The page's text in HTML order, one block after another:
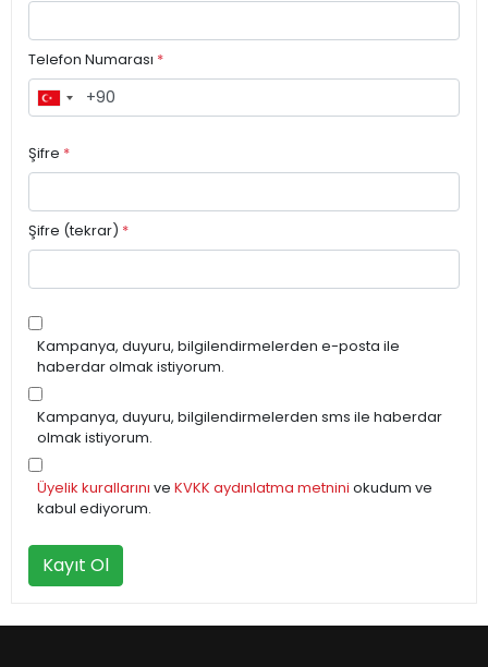
Telefon Numarası *
Şifre *
Şifre (tekrar) *
Kampanya, duyuru, bilgilendirmelerden e-posta ile
haberdar olmak istiyorum.
Kampanya, duyuru, bilgilendirmelerden sms ile haberdar
olmak istiyorum.
Üyelik kurallarını ve KVKK aydınlatma metnini okudum ve
kabul ediyorum.
Kayıt Ol